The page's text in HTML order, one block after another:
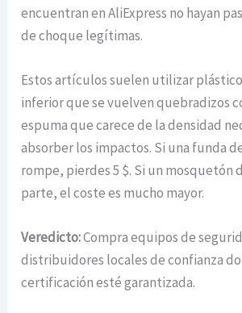
encuentran en AliExpress no hayan
de choque legítimas.
Estos artículos suelen utilizar
inferior que se vuelven quebradizos
espuma que carece de la densidad
absorber los impactos. Si una funda
rompe, pierdes 5 $. Si un mosquetón
parte, el coste es mucho mayor.
Veredicto:Compra equipos de
distribuidores locales de confianza
certificación esté garantizada.